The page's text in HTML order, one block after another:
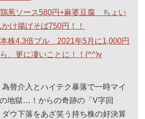
鶏葱ソース580円+麻婆豆腐 ちょい
け揚げそば750円！！
本株4.3倍ブル 2021年5月に1,000円
、更に凄いことに！！(^^)v
為替介入とハイテク暴落で一時マイ
地獄…！からの奇跡の「V字回
ウ下落をあざ笑う持ち株の好決算